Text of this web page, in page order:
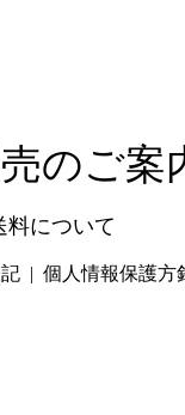
のご案
料について
個人情報保護方